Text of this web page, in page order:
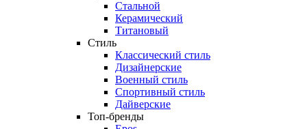
Стальной
Керамический
Титановый
Стиль
Классический стиль
Дизайнерские
Военный стиль
Спортивный стиль
Дайверские
Топ-бренды